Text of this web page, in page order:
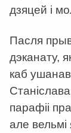
дзяцей i
Пасля
дэканату,
каб
парафii
але вельмi